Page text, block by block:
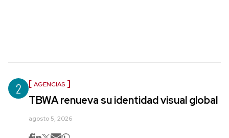
2 AGENCIAS
TBWA renueva su identidad visual global
agosto 5, 2026